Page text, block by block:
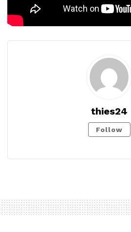
thies24
Follow